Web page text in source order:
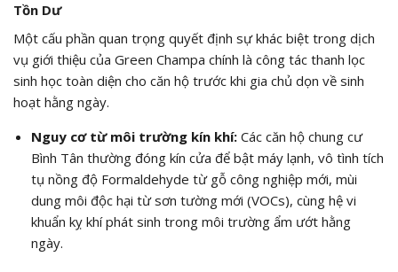
Tồn Dư
Một cấu phần quan trọng quyết định sự khác biệt trong dịch
vụ giới thiệu của Green Champa chính là công tác thanh lọc
sinh học toàn diện cho căn hộ trước khi gia chủ dọn về sinh
hoạt hằng ngày.
Nguy cơ từ môi trường kín khí:Các căn hộ chung cư
Bình Tân thường đóng kín cửa để bật máy lạnh, vô tình tích
tụ nồng độ Formaldehyde từ gỗ công nghiệp mới, mùi
dung môi độc hại từ sơn tường mới (VOCs), cùng hệ vi
khuẩn kỵ khí phát sinh trong môi trường ẩm ướt hằng
ngày.